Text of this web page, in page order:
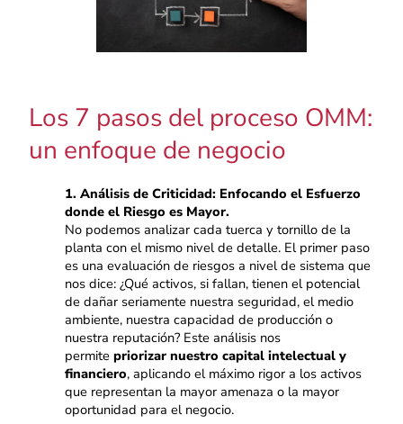
Los 7 pasos del proceso OMM:
un enfoque de negocio
1. Análisis de Criticidad: Enfocando el Esfuerzo
donde el Riesgo es Mayor.
No podemos analizar cada tuerca y tornillo de la
planta con el mismo nivel de detalle. El primer paso
es una evaluación de riesgos a nivel de sistema que
nos dice: ¿Qué activos, si fallan, tienen el potencial
de dañar seriamente nuestra seguridad, el medio
ambiente, nuestra capacidad de producción o
nuestra reputación? Este análisis nos
permitepriorizar nuestro capital intelectual y
financiero, aplicando el máximo rigor a los activos
que representan la mayor amenaza o la mayor
oportunidad para el negocio.